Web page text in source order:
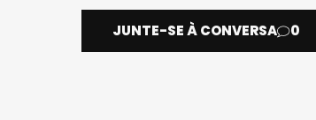
JUNTE-SE À CONVERSA 0